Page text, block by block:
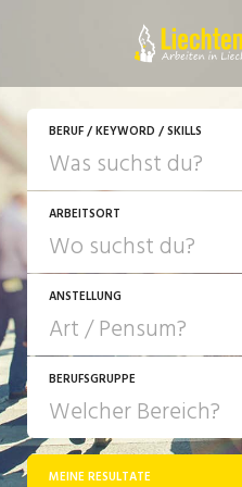
BERUF / KEYWORD / SKILLS
ARBEITSORT
ANSTELLUNG
JOB-TYP
Festanstellung
BERUFSGRUPPE
MEINE RESULTATE